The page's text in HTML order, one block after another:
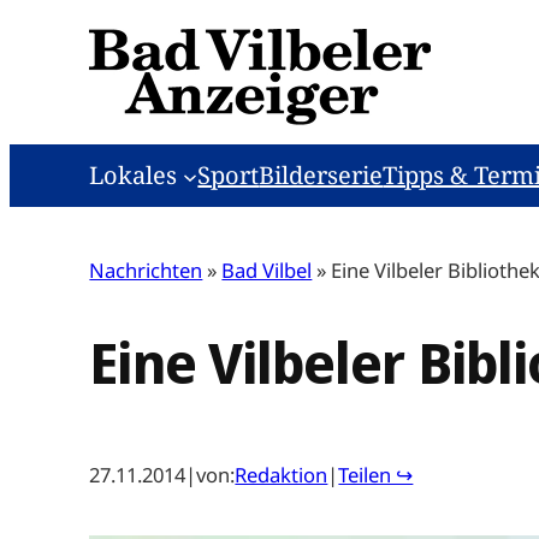
Lokales SportBilderserieTipps &
Nachrichten » Bad Vilbel » Eine Vilbeler Bibliothek
Eine Vilbeler
27.11.2014|von:Redaktion |Teilen ↪